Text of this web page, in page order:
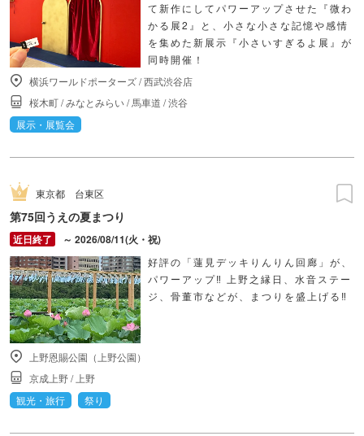
て新作にしてパワーアップさせた『微わ
かる展2』と、小さな小さな記憶や感情
を集めた新展示『小さいすぎるよ展』が
同時開催！
横浜ワールドポーターズ/西武渋谷店
桜木町/みなとみらい/馬車道 /渋谷
展示・展覧会
東京都 台東区
第75回うえの夏まつり
～ 2026/08/11(火・祝)
好評の「蓮見デッキりんりん回廊」が、
パワーアップ‼ 上野之縁日、水音ステー
ジ、骨董市などが、まつりを盛上げる‼
上野恩賜公園（上野公園）
京成上野/上野
観光・旅行
祭り